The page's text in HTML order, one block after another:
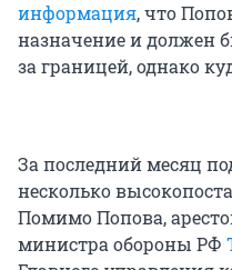
информация, что
назначение и должен
за границей, однако
За последний месяц
несколько
Помимо Попова,
министра обороны РФ